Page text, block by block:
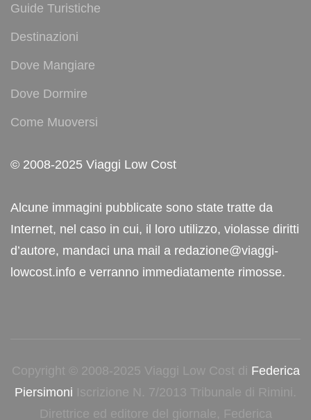
Guide Turistiche
Destinazioni
Dove Mangiare
Dove Dormire
Come Muoversi
© 2008-2025 Viaggi Low Cost
Alcune immagini pubblicate sono state tratte da
Internet, nel caso in cui, il loro utilizzo, violasse diritti
d’autore, mandaci una mail a redazione@viaggi-
lowcost.info e verranno immediatamente rimosse.
Copyright © 2008-2025 Viaggi Low Cost di Federica
Piersimoni Iscrizione N. 7/2013 Tribunale di Rimini.
Direttrice ed editore del giornale, Federica